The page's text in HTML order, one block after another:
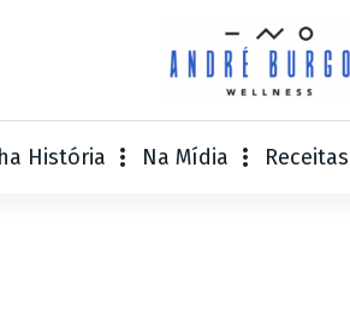
História Na Mídia Receitas